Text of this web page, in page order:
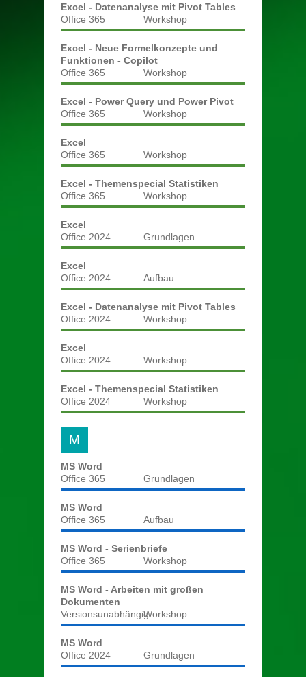
Excel - Datenanalyse mit Pivot Tables
Office 365
Workshop
Excel - Neue Formelkonzepte und
Funktionen - Copilot
Office 365
Workshop
Excel - Power Query und Power Pivot
Office 365
Workshop
Excel
Office 365
Workshop
Excel - Themenspecial Statistiken
Office 365
Workshop
Excel
Office 2024
Grundlagen
Excel
Office 2024
Aufbau
Excel - Datenanalyse mit Pivot Tables
Office 2024
Workshop
Excel
Office 2024
Workshop
Excel - Themenspecial Statistiken
Office 2024
Workshop
M
MS Word
Office 365
Grundlagen
MS Word
Office 365
Aufbau
MS Word - Serienbriefe
Office 365
Workshop
MS Word - Arbeiten mit großen
Dokumenten
VersionsunabhängigWorkshop
MS Word
Office 2024
Grundlagen